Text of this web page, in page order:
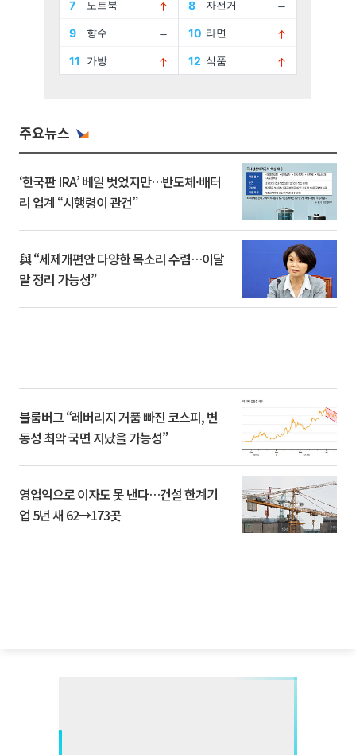
주요뉴스
‘한국판 IRA’ 베일 벗었지만…반도체·배터
리 업계 “시행령이 관건”
與 “세제개편안 다양한 목소리 수렴…이달
말 정리 가능성”
블룸버그 “레버리지 거품 빠진 코스피, 변
동성 최악 국면 지났을 가능성”
영업익으로 이자도 못 낸다…건설 한계기
업 5년 새 62→173곳